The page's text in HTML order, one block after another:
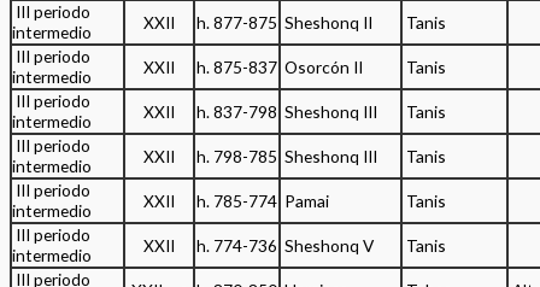
III periodo
intermedio
XXII h. 877-875 Sheshonq II
Tanis
III periodo
intermedio
XXII h. 875-837 Osorcón II
Tanis
III periodo
intermedio
XXII h. 837-798 Sheshonq III
Tanis
III periodo
intermedio
XXII h. 798-785 Sheshonq III
Tanis
III periodo
intermedio
XXII h. 785-774 Pamai
Tanis
III periodo
intermedio
XXII h. 774-736 Sheshonq V
Tanis
III periodo